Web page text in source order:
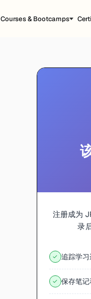
Courses & Bootcamps
注册成为
录
✓ 追踪学
✓ 保存笔